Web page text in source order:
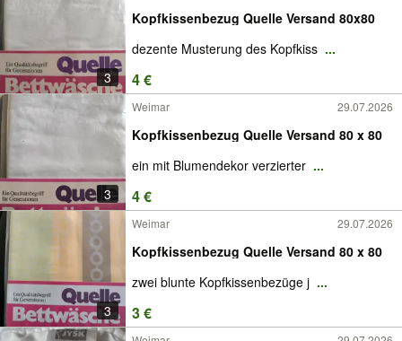
3
Kopfkissenbezug Quelle Versand 80x80
dezente Musterung des Kopfkiss ...
4 €
3
Weimar 29.07.2026
Kopfkissenbezug Quelle Versand 80 x 80
ein mit Blumendekor verzierter ...
4 €
3
Weimar 29.07.2026
Kopfkissenbezug Quelle Versand 80 x 80
zwei blunte Kopfkissenbezüge j ...
3 €